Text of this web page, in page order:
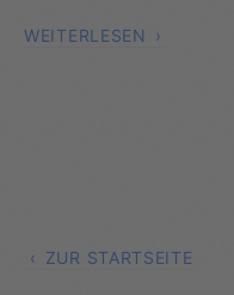
WEITERLESEN
ZUR STARTSEITE